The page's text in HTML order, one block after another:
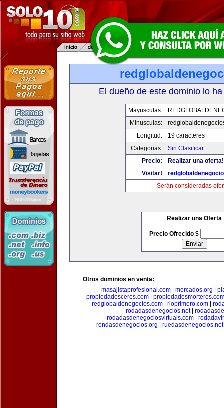
El dueño de este dominio lo
Mayusculas:
Minusculas:
Longitud:
19 caracteres
Categorias:
Sin Clasificar
Precio:
Realizar una oferta!
Visitar!
Serán consideradas
Realizar una Oferta
Precio Ofrecido $
Otros dominios en venta:
masajistaprofesional.com
mercados.org
propiedadesceres.com|
redglobaldenegocios.com
rioprimero.com
rodadasdenegocios.net|
rodadasdenegociosvirtuais.com|
rondasdenegocios.org
ruedasdenegocios.net